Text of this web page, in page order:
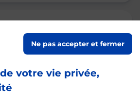
votre vie privée,
Ne pas accepter et fermer
LA POSTE
jusqu'à 07h00
CARNOT